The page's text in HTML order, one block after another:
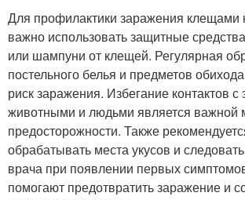
Для профилактики заражения клещами
важно использовать защитные
или шампуни от клещей. Регулярная
постельного белья и предметов
риск заражения. Избегание контактов
животными и людьми является важной
предосторожности. Также
обрабатывать места укусов и
врача при появлении первых
помогают предотвратить заражение и